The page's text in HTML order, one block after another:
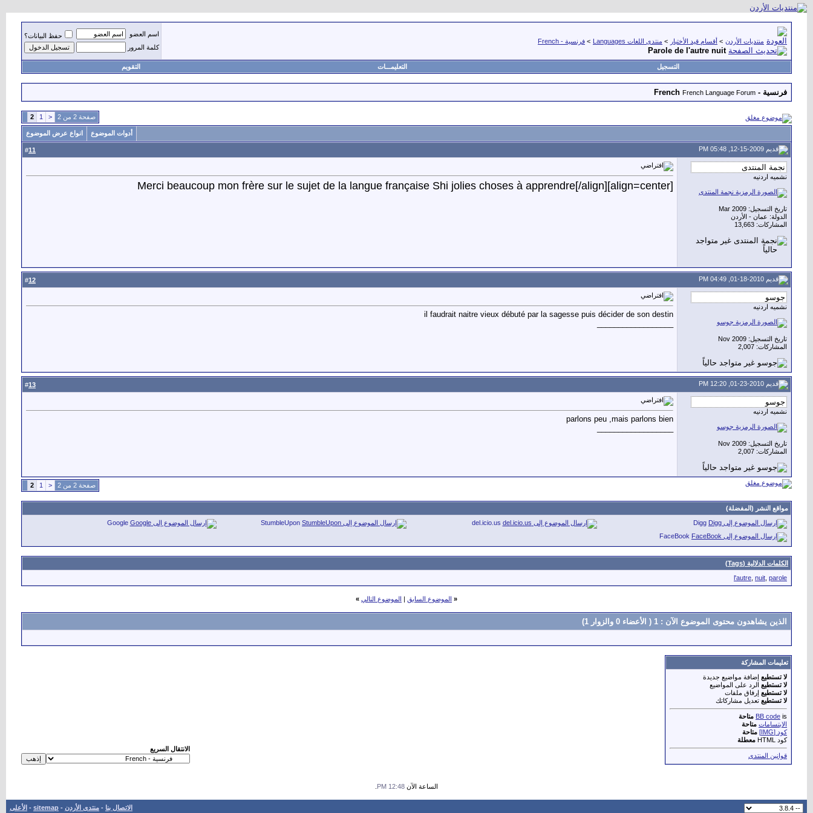
منتديات الأردن > أقسام قيد الأختبار > منتدى اللغات Languages > فرنسية - French
Parole de l'autre nuit
اسم العضو
حفظ البيانات؟
كلمة المرور
التسجيل التعليمـــات التقويم
فرنسية - French French Language Forum
صفحة 2 من 2 <
1
2
أدوات الموضوع انواع عرض الموضوع
11
نشميه اردنيه
تاريخ التسجيل: Mar 2009
الدولة: عمان - الأردن
المشاركات: 13,663
[align=center]Merci beaucoup mon frère sur le sujet de la langue française Shi jolies choses à apprendre[/align]
12
نشميه اردنيه
تاريخ التسجيل: Nov 2009
المشاركات: 2,007
il faudrait naitre vieux débuté par la sagesse puis décider de son destin
13
نشميه اردنيه
تاريخ التسجيل: Nov 2009
المشاركات: 2,007
parlons peu ,mais parlons bien
صفحة 2 من 2 <
1
2
مواقع النشر (المفضلة)
Digg
del.icio.us
StumbleUpon
Google
FaceBook
الكلمات الدلالية (Tags)
l'autre nuit parole
« الموضوع السابق | الموضوع التالي »
الذين يشاهدون محتوى الموضوع الآن : 1 ( الأعضاء 0 والزوار 1)
تعليمات المشاركة
لا تستطيع إضافة مواضيع جديدة
لا تستطيع الرد على المواضيع
لا تستطيع إرفاق ملفات
لا تستطيع تعديل مشاركاتك
BB code is
متاحة
الابتسامات متاحة
كود [IMG]
متاحة
كود HTML
معطلة
قوانين المنتدى
الانتقال السريع
الساعة الآن 12:48 PM
الاتصال بنا - منتدى الأردن -
sitemap
- الأعلى